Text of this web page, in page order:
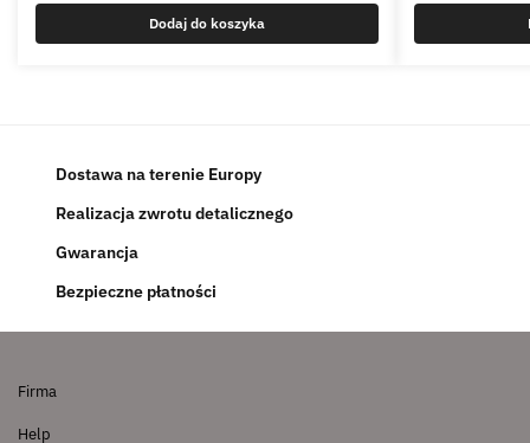
Dodaj do koszyka
Dostawa na terenie Europy
Realizacja zwrotu detalicznego
Gwarancja
Bezpieczne płatności
Firma
Help